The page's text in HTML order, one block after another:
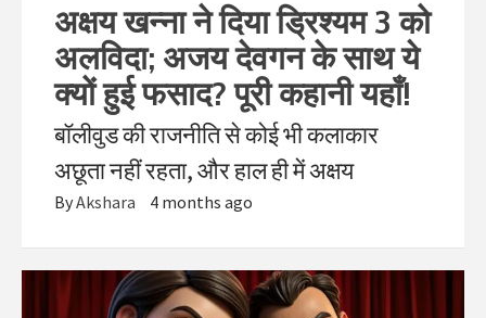
अक्षय खन्ना ने दिया ड्रिश्यम 3 को
अलविदा; अजय देवगन के साथ ये
क्यों हुई फसाद? पूरी कहानी यहाँ!
बॉलीवुड की राजनीति से कोई भी कलाकार
अछूता नहीं रहता, और हाल ही में अक्षय
ByAkshara 4 months ago